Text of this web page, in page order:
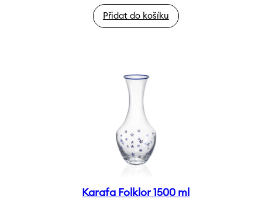
Přidat do košíku
Karafa Folklor 1500 ml